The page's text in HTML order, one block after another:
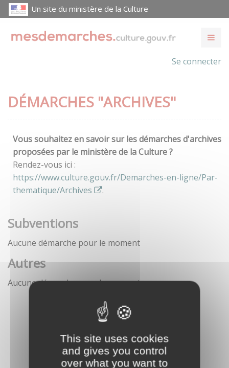
This site uses cookies
and gives you control
over what you want to
Un site du ministère de la Culture
Se connecter
DÉMARCHES "ARCHIVES"
Vous souhaitez en savoir sur les démarches d'archives
proposées par le ministère de la Culture ?
Rendez-vous ici :
https://www.culture.gouv.fr/Demarches-en-ligne/Par-
thematique/Archives
.
Subventions
Aucune démarche pour le moment
Autres
Aucune démarche pour le moment